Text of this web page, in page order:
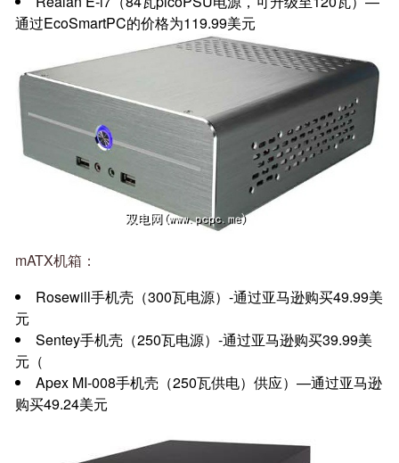
通过EcoSmartPC的价格为119.99美元
mATX机箱：
Rosewill手机壳（300瓦电源）-通过亚马逊购买49.99美
元
Sentey手机壳（250瓦电源）-通过亚马逊购买39.99美
元（
Apex MI-008手机壳（250瓦供电）供应）—通过亚马逊
购买49.24美元